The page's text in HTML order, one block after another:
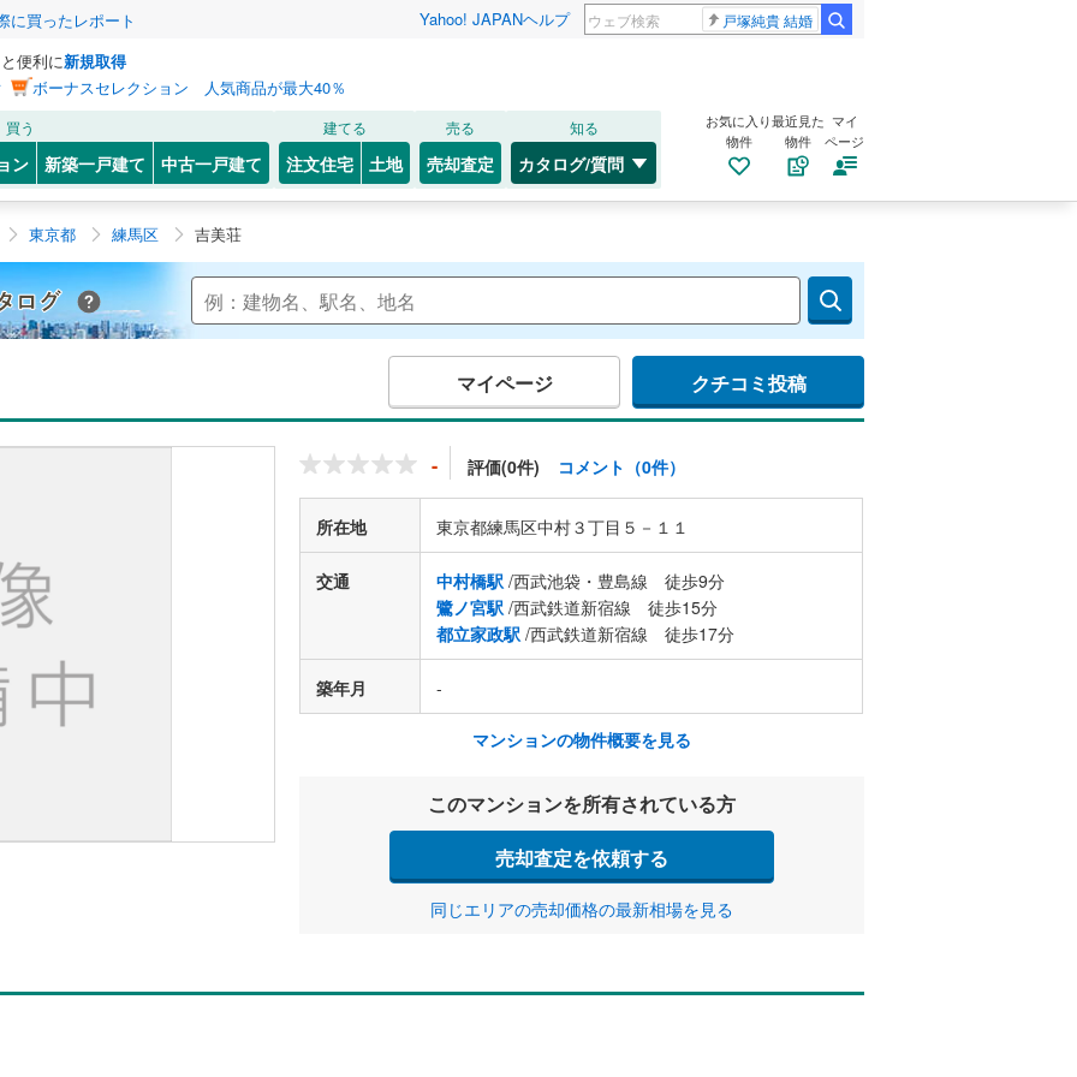
に買ったレポート Yahoo! JAPANヘルプ 戸塚純貴 結婚
便利に新規取得
ボーナスセレクション 人気商品が最大40％
買う
ン 新築一戸建て 中古一戸建て
建てる
注文住宅 土地
売る
売却査定
知る
カタログ/質問
お気に入り
物件
最近見た
物件
マイ
ページ
東京都 練馬区 吉美荘
Yahoo!不動産 マンションカタログ
マイページ クチコミ投稿
- 評価(0件) コメント（0件）
所在地 東京都練馬区中村３丁目５－１１
交通 中村橋駅 /西武池袋・豊島線 徒歩9分
鷺ノ宮駅 /西武鉄道新宿線 徒歩15分
都立家政駅 /西武鉄道新宿線 徒歩17分
築年月 -
マンションの物件概要を見る
このマンションを所有されている方
売却査定を依頼する
同じエリアの売却価格の最新相場を見る